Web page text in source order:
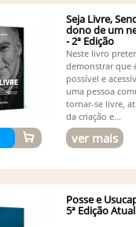
Seja Livre,
dono de um
- 2ª Edição
Neste livro
demonstrar que
possível e
uma pessoa
tornar-se livre,
da criação e...
ver mais
Posse e
5ª Edição